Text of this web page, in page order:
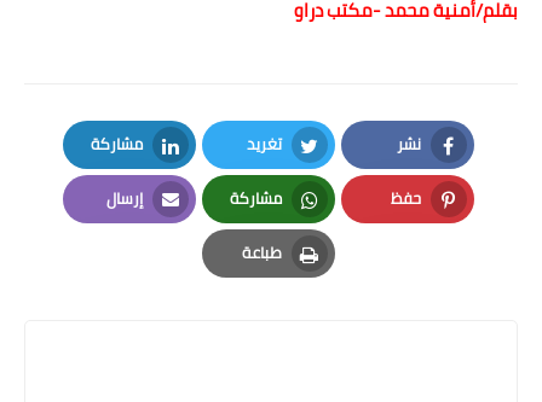
بقلم/أمنية محمد -مكتب دراو
نشر
Facebook
تغريد
Twitter
مشاركة
LinkedIn
حفظ
Pinterest
مشاركة
Whatsapp
إرسال
Email
طباعة
Print